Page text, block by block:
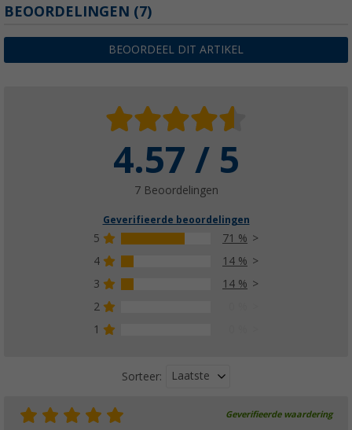
BEOORDELINGEN (7)
BEOORDEEL DIT ARTIKEL
4.57 / 5
7 Beoordelingen
Geverifieerde beoordelingen
5
71 %
4
14 %
3
14 %
2
1
Sorteer: Laatste
Geverifieerde waardering